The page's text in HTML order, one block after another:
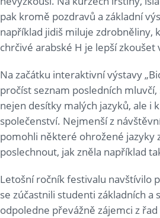
pak kromě pozdravů a základní
například jidiš miluje zdrobněliny,
chrčivé arabské H je lepší
Na začátku interaktivní výstavy
pročíst seznam posledních
nejen desítky malých jazyků, ale i
společenství. Nejmenší z
pomohli některé ohrožené jazyky
poslechnout, jak zněla například
Letošní ročník festivalu navštívilo
se zúčastnili studenti základních a
odpoledne převážně zájemci z